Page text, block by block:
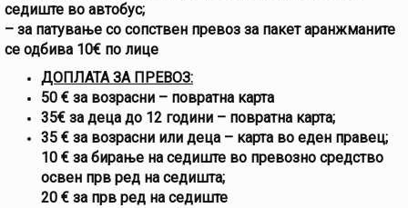
седиште во автобус;
– за патување со сопствен превоз за пакет аранжманите
се одбива 10€ по лице
ДОПЛАТА ЗА ПРЕВОЗ:
50 € за возрасни – повратна карта
35€ за деца до 12 години – повратна карта;
35 € за возрасни или деца – карта во еден правец;
10 € за бирање на седиште во превозно средство
освен прв ред на седишта;
20 € за прв ред на седиште